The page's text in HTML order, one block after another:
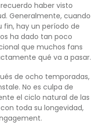
haber visto
Generalmente, cuando
fin, hay un período de
ha dado tan poco
que muchos fans
qué va a pasar.
de ocho temporadas,
No es culpa de
el ciclo natural de las
toda su longevidad,